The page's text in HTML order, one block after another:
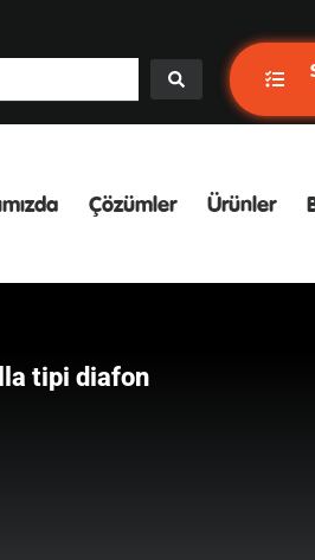
Çözümler Ürünler
tipi diafon